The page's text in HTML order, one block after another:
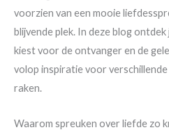
voorzien van een mooie
blijvende plek. In deze blog
kiest voor de ontvanger en de
volop inspiratie voor
raken.
Waarom spreuken over liefde zo